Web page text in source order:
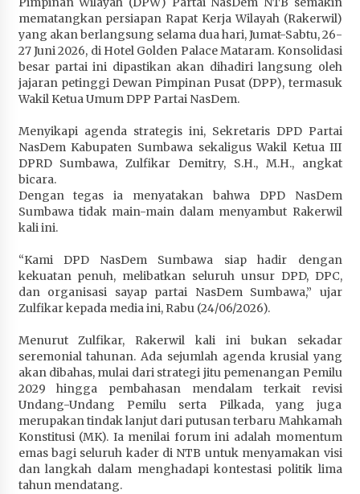
Program 100 Mustahik Per Desa di Desa Teluk
Santong
4 minggu ago
Dosen UTS Siap Kembangkan Inovasi Lewat
Pelatihan PDPP 2026 Bali
Terapkan “Polantas Menyapa”, Satlantas Polres
Sumbawa Berupaya Wujudkan Pelayanan
Kepolisian yang Profesional
1 bulan ago
Capaian Program Pemerintah Kabupaten
1 bulan ago
mematangkan persiapan Rapat Kerja Wilayah (Rakerwil)
yang akan berlangsung selama dua hari, Jumat-Sabtu, 26-
27 Juni 2026, di Hotel Golden Palace Mataram. Konsolidasi
besar partai ini dipastikan akan dihadiri langsung oleh
jajaran petinggi Dewan Pimpinan Pusat (DPP), termasuk
Wakil Ketua Umum DPP Partai NasDem.
Menyikapi agenda strategis ini, Sekretaris DPD Partai
NasDem Kabupaten Sumbawa sekaligus Wakil Ketua III
DPRD Sumbawa, Zulfikar Demitry, S.H., M.H., angkat
bicara.
Dengan tegas ia menyatakan bahwa DPD NasDem
Sumbawa tidak main-main dalam menyambut Rakerwil
kali ini.
“Kami DPD NasDem Sumbawa siap hadir dengan
kekuatan penuh, melibatkan seluruh unsur DPD, DPC,
dan organisasi sayap partai NasDem Sumbawa,” ujar
Zulfikar kepada media ini, Rabu (24/06/2026).
Menurut Zulfikar, Rakerwil kali ini bukan sekadar
seremonial tahunan. Ada sejumlah agenda krusial yang
akan dibahas, mulai dari strategi jitu pemenangan Pemilu
2029 hingga pembahasan mendalam terkait revisi
Undang-Undang Pemilu serta Pilkada, yang juga
merupakan tindak lanjut dari putusan terbaru Mahkamah
Konstitusi (MK). Ia menilai forum ini adalah momentum
emas bagi seluruh kader di NTB untuk menyamakan visi
dan langkah dalam menghadapi kontestasi politik lima
tahun mendatang.